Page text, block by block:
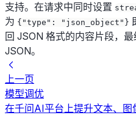
支持。在请求中同时设置
为 {"type": "json_object"}
回 JSON 格式的内容片段，
JSON。
上一页
模型调优
在千问AI平台上提升文本、